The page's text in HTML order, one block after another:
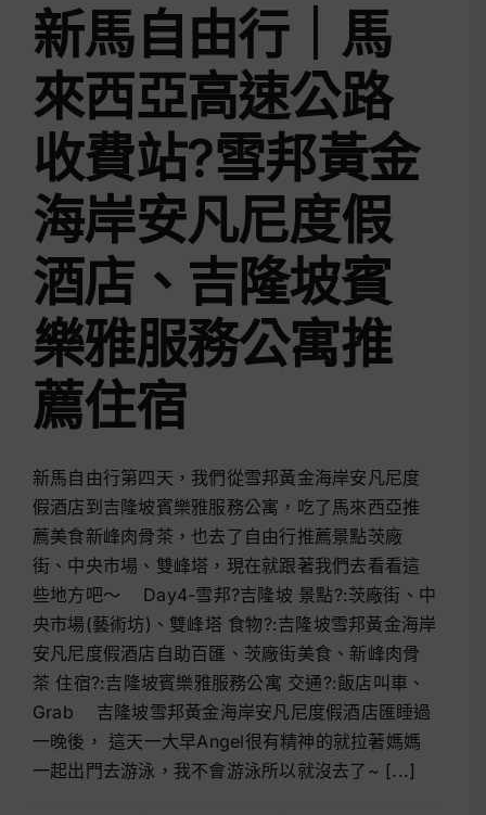
新馬自由行｜馬
來西亞高速公路
收費站?雪邦黃金
海岸安凡尼度假
酒店、吉隆坡賓
樂雅服務公寓推
薦住宿
新馬自由行第四天，我們從雪邦黃金海岸安凡尼度
假酒店到吉隆坡賓樂雅服務公寓，吃了馬來西亞推
薦美食新峰肉骨茶，也去了自由行推薦景點茨廠
街、中央市場、雙峰塔，現在就跟著我們去看看這
些地方吧～ Day4-雪邦?吉隆坡 景點?:茨廠街、中
央市場(藝術坊)、雙峰塔 食物?:吉隆坡雪邦黃金海岸
安凡尼度假酒店自助百匯、茨廠街美食、新峰肉骨
茶 住宿?:吉隆坡賓樂雅服務公寓 交通?:飯店叫車、
Grab 吉隆坡雪邦黃金海岸安凡尼度假酒店匯睡過
一晚後， 這天一大早Angel很有精神的就拉著媽媽
一起出門去游泳，我不會游泳所以就沒去了~ [...]